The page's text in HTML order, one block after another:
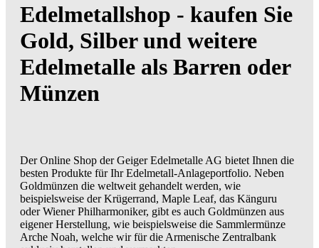
Edelmetallshop - kaufen Sie
Gold, Silber und weitere
Edelmetalle als Barren oder
Münzen
Der Online Shop der Geiger Edelmetalle AG bietet Ihnen die
besten Produkte für Ihr Edelmetall-Anlageportfolio. Neben
Goldmünzen die weltweit gehandelt werden, wie
beispielsweise der Krügerrand, Maple Leaf, das Känguru
oder Wiener Philharmoniker, gibt es auch Goldmünzen aus
eigener Herstellung, wie beispielsweise die Sammlermünze
Arche Noah, welche wir für die Armenische Zentralbank